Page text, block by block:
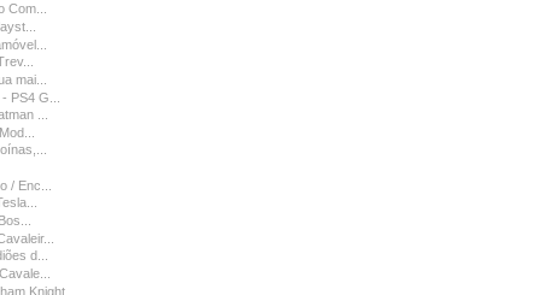
mai...
PS4 G...
...
/ Enc...
d...
Knight